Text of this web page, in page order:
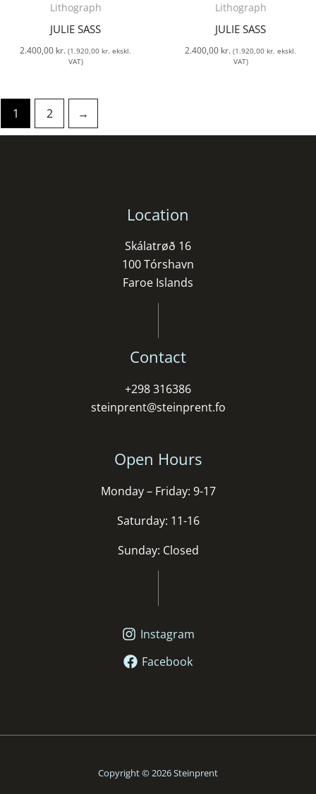
Lithograph
JULIE SASS
2.400,00 kr. (1.920,00 kr. ekskl.
VAT)
Lithograph
JULIE SASS
2.400,00 kr. (1.920,00 kr. ekskl.
VAT)
1 2 →
Location
Skálatrøð 16
100 Tórshavn
Faroe Islands
Contact
+298 316386
steinprent@steinprent.fo
Open Hours
Monday – Friday: 9-17
Saturday: 11-16
Sunday: Closed
Instagram
Facebook
Copyright © 2026 Steinprent